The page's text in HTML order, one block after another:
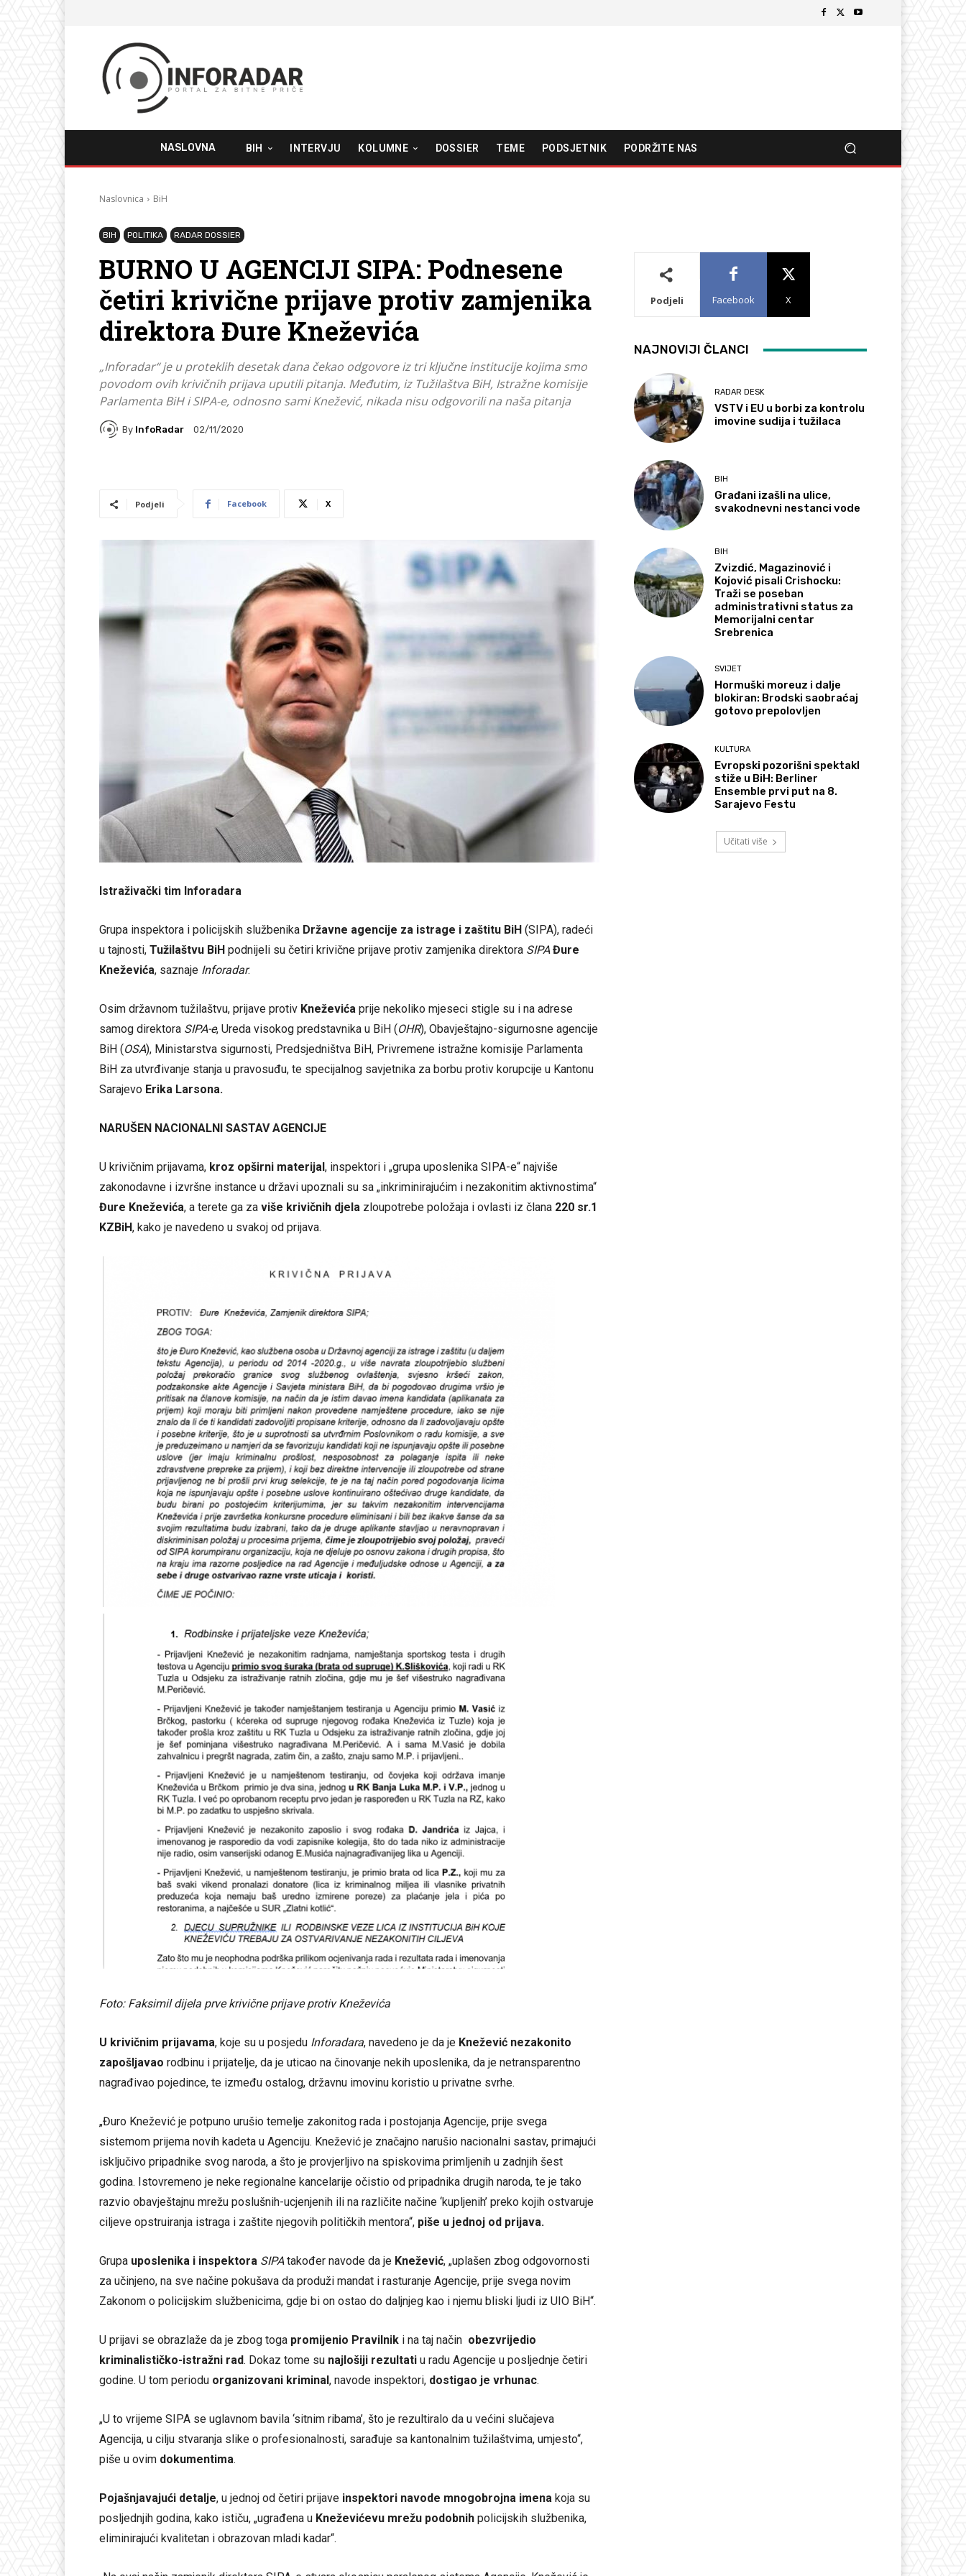
NASLOVNA BIH INTERVJU KOLUMNE DOSSIER TEME PODSJETNIK PODRŽITE NAS
Naslovnica BiH
BIH POLITIKA RADAR DOSSIER
BURNO U AGENCIJI SIPA: Podnesene
četiri krivične prijave protiv zamjenika
direktora Đure Kneževića
„Inforadar“ je u proteklih desetak dana čekao odgovore iz tri ključne institucije kojima smo
povodom ovih krivičnih prijava uputili pitanja. Međutim, iz Tužilaštva BiH, Istražne komisije
Parlamenta BiH i SIPA-e, odnosno sami Knežević, nikada nisu odgovorili na naša pitanja
By InfoRadar 02/11/2020
Podjeli Facebook X
Istraživački tim Inforadara
Grupa inspektora i policijskih službenika Državne agencije za istrage i zaštitu BiH (SIPA), radeći
u tajnosti, Tužilaštvu BiH podnijeli su četiri krivične prijave protiv zamjenika direktora SIPA Đure
Kneževića, saznaje Inforadar.
Osim državnom tužilaštvu, prijave protiv Kneževića prije nekoliko mjeseci stigle su i na adrese
samog direktora SIPA-e, Ureda visokog predstavnika u BiH (OHR), Obavještajno-sigurnosne agencije
BiH (OSA), Ministarstva sigurnosti, Predsjedništva BiH, Privremene istražne komisije Parlamenta
BiH za utvrđivanje stanja u pravosuđu, te specijalnog savjetnika za borbu protiv korupcije u Kantonu
Sarajevo Erika Larsona.
NARUŠEN NACIONALNI SASTAV AGENCIJE
U krivičnim prijavama, kroz opširni materijal , inspektori i „grupa uposlenika SIPA-e“ najviše
zakonodavne i izvršne instance u državi upoznali su sa „inkriminirajućim i nezakonitim aktivnostima“
Đure Kneževića, a terete ga za više krivičnih djela zloupotrebe položaja i ovlasti iz člana 220 sr.1
KZBiH, kako je navedeno u svakoj od prijava.
Foto: Faksimil dijela prve krivične prijave protiv Kneževića
U krivičnim prijavama, koje su u posjedu Inforadara, navedeno je da je Knežević nezakonito
zapošljavao rodbinu i prijatelje, da je uticao na činovanje nekih uposlenika, da je netransparentno
nagrađivao pojedince, te između ostalog, državnu imovinu koristio u privatne svrhe.
„Đuro Knežević je potpuno urušio temelje zakonitog rada i postojanja Agencije, prije svega
sistemom prijema novih kadeta u Agenciju. Knežević je značajno narušio nacionalni sastav, primajući
isključivo pripadnike svog naroda, a što je provjerljivo na spiskovima primljenih u zadnjih šest
godina. Istovremeno je neke regionalne kancelarije očistio od pripadnika drugih naroda, te je tako
razvio obavještajnu mrežu poslušnih-ucjenjenih ili na različite načine ‘kupljenih’ preko kojih ostvaruje
ciljeve opstruiranja istraga i zaštite njegovih političkih mentora“, piše u jednoj od prijava.
Grupa uposlenika i inspektora SIPAtakođer navode da je Knežević, „uplašen zbog odgovornosti
za učinjeno, na sve načine pokušava da produži mandat i rasturanje Agencije, prije svega novim
Zakonom o policijskim službenicima, gdje bi on ostao do daljnjeg kao i njemu bliski ljudi iz UIO BiH“.
U prijavi se obrazlaže da je zbog toga promijenio Pravilnik i na taj način obezvrijedio
kriminalističko-istražni rad. Dokaz tome su najlošiji rezultati u radu Agencije u posljednje četiri
godine. U tom periodu organizovani kriminal, navode inspektori, dostigao je vrhunac.
„U to vrijeme SIPA se uglavnom bavila ‘sitnim ribama’, što je rezultiralo da u većini slučajeva
Agencija, u cilju stvaranja slike o profesionalnosti, sarađuje sa kantonalnim tužilaštvima, umjesto“,
piše u ovim dokumentima.
Pojašnjavajući detalje, u jednoj od četiri prijave inspektori navode mnogobrojna imena koja su
posljednjih godina, kako ističu, „ugrađena u Kneževićevu mrežu podobnih policijskih službenika,
eliminirajući kvalitetan i obrazovan mladi kadar“.
Podjeli Facebook X
NAJNOVIJI ČLANCI
RADAR DESK
VSTV i EU u borbi za kontrolu
imovine sudija i tužilaca
BIH
Građani izašli na ulice,
svakodnevni nestanci vode
BIH
Zvizdić, Magazinović i
Kojović pisali Crishocku:
Traži se poseban
administrativni status za
Memorijalni centar
Srebrenica
SVIJET
Hormuški moreuz i dalje
blokiran: Brodski saobraćaj
gotovo prepolovljen
KULTURA
Evropski pozorišni spektakl
stiže u BiH: Berliner
Ensemble prvi put na 8.
Sarajevo Festu
Učitati više